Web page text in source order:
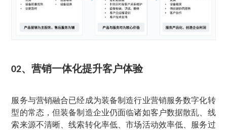
02、营销一体化提升客户体验
服务与营销融合已经成为装备制造行业营销服务数字化转
型的常态，但装备制造企业仍面临诸如客户数据散乱、线
索来源不清晰、线索转化率低、市场活动效率低、服务过